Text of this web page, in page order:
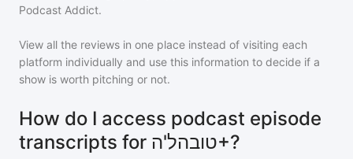
Podcast Addict.
View all the reviews in one place instead of visiting each
platform individually and use this information to decide if a
show is worth pitching or not.
How do I access podcast episode
transcripts for טובהל'ה+?